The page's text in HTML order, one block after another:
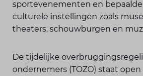
sportevenementen en
culturele instellingen zoals
theaters, schouwburgen en
De tijdelijke
ondernemers (TOZO) staat